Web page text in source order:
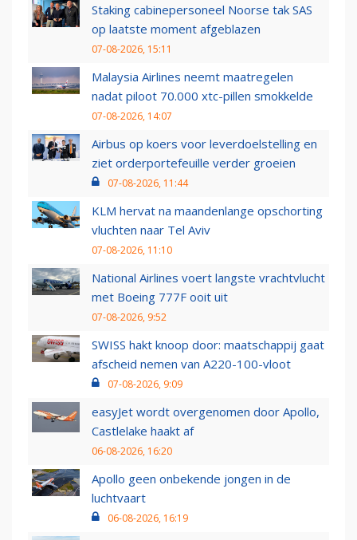
Staking cabinepersoneel Noorse tak SAS
op laatste moment afgeblazen
07-08-2026, 15:11
Malaysia Airlines neemt maatregelen
nadat piloot 70.000 xtc-pillen smokkelde
07-08-2026, 14:07
Airbus op koers voor leverdoelstelling en
ziet orderportefeuille verder groeien
07-08-2026, 11:44
KLM hervat na maandenlange opschorting
vluchten naar Tel Aviv
07-08-2026, 11:10
National Airlines voert langste vrachtvlucht
met Boeing 777F ooit uit
07-08-2026, 9:52
SWISS hakt knoop door: maatschappij gaat
afscheid nemen van A220-100-vloot
07-08-2026, 9:09
easyJet wordt overgenomen door Apollo,
Castlelake haakt af
06-08-2026, 16:20
Apollo geen onbekende jongen in de
luchtvaart
06-08-2026, 16:19